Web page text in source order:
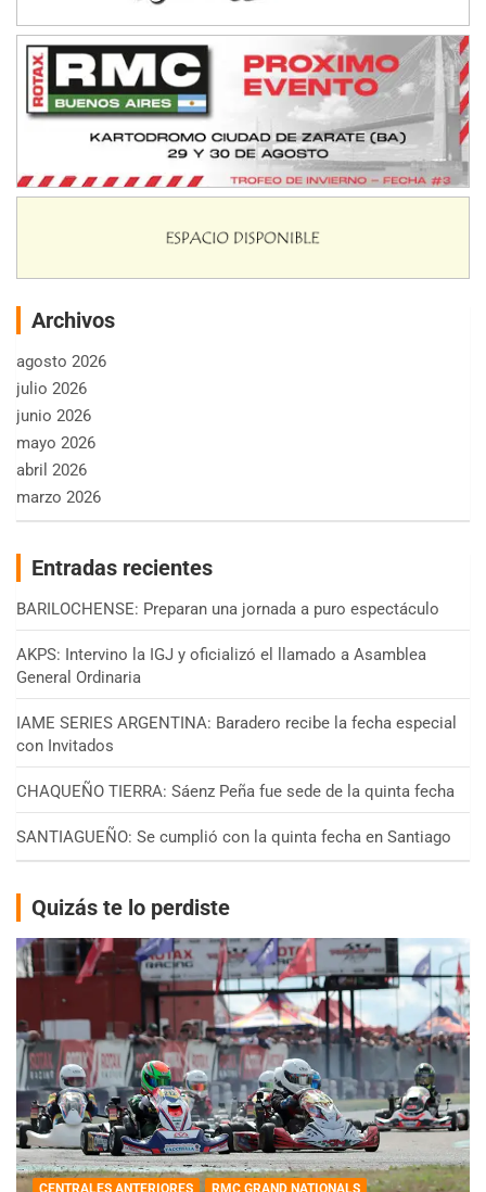
Archivos
agosto 2026
julio 2026
junio 2026
mayo 2026
abril 2026
marzo 2026
Entradas recientes
BARILOCHENSE: Preparan una jornada a puro espectáculo
AKPS: Intervino la IGJ y oficializó el llamado a Asamblea
General Ordinaria
IAME SERIES ARGENTINA: Baradero recibe la fecha especial
con Invitados
CHAQUEÑO TIERRA: Sáenz Peña fue sede de la quinta fecha
SANTIAGUEÑO: Se cumplió con la quinta fecha en Santiago
Quizás te lo perdiste
CENTRALES ANTERIORES RMC GRAND NATIONALS